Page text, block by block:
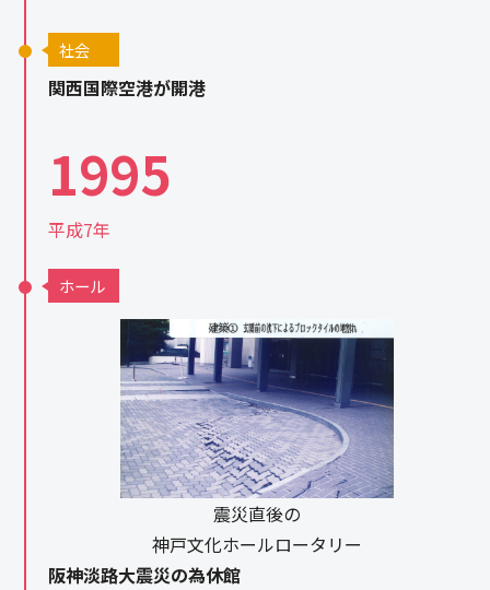
社会
関西国際空港が開港
1995
平成7年
ホール
震災直後の
神戸文化ホールロータリー
阪神淡路大震災の為休館